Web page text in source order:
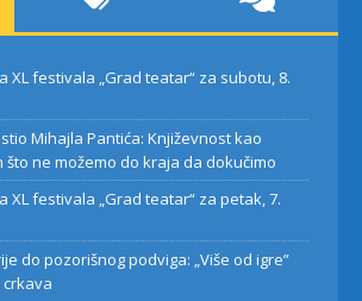
XL festivala „Grad teatar“ za subotu, 8.
Mihajla Pantića: Književnost kao
što ne možemo do kraja da dokučimo
XL festivala „Grad teatar“ za petak, 7.
do pozorišnog podviga: „Više od igre”